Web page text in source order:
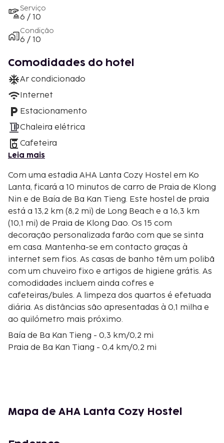
Serviço
6 / 10
Condição
6 / 10
Comodidades do hotel
Ar condicionado
Internet
Estacionamento
Chaleira elétrica
Cafeteira
Leia mais
Com uma estadia AHA Lanta Cozy Hostel em Ko
Lanta, ficará a 10 minutos de carro de Praia de Klong
Nin e de Baía de Ba Kan Tieng. Este hostel de praia
está a 13,2 km (8,2 mi) de Long Beach e a 16,3 km
(10,1 mi) de Praia de Klong Dao. Os 15 com
decoração personalizada farão com que se sinta
em casa. Mantenha-se em contacto graças à
internet sem fios. As casas de banho têm um polibã
com um chuveiro fixo e artigos de higiene grátis. As
comodidades incluem ainda cofres e
cafeteiras/bules. A limpeza dos quartos é efetuada
diária. As distâncias são apresentadas à 0,1 milha e
ao quilómetro mais próximo.
Baía de Ba Kan Tieng - 0,3 km/0,2 mi
Praia de Ba Kan Tiang - 0,4 km/0,2 mi
Praia de Klong Jark - 3,3 km/2,1 mi
Praia Nui - 3,4 km/2,1 mi
Mapa de AHA Lanta Cozy Hostel